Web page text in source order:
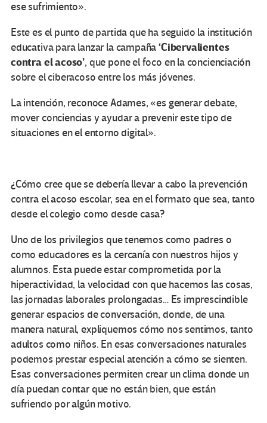
ese sufrimiento».
Este es el punto de partida que ha seguido la institución
educativa para lanzar la campaña‘Cibervalientes
contra el acoso’, que pone el foco en la concienciación
sobre el ciberacoso entre los más jóvenes.
La intención, reconoce Adames, «es generar debate,
mover conciencias y ayudar a prevenir este tipo de
situaciones en el entorno digital».
¿Cómo cree que se debería llevar a cabo la prevención
contra el acoso escolar, sea en el formato que sea, tanto
desde el colegio como desde casa?
Uno de los privilegios que tenemos como padres o
como educadores es la cercanía con nuestros hijos y
alumnos. Esta puede estar comprometida por la
hiperactividad, la velocidad con que hacemos las cosas,
las jornadas laborales prolongadas… Es imprescindible
generar espacios de conversación, donde, de una
manera natural, expliquemos cómo nos sentimos, tanto
adultos como niños. En esas conversaciones naturales
podemos prestar especial atención a cómo se sienten.
Esas conversaciones permiten crear un clima donde un
día puedan contar que no están bien, que están
sufriendo por algún motivo.